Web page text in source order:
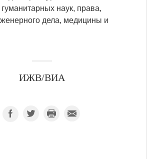
наук, права,
дела, медицины и
ИЖВ/ВИА